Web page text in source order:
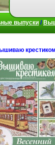
выпуски /